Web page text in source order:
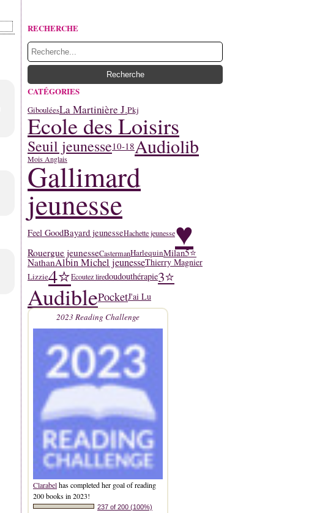
RECHERCHE
CATÉGORIES
GibouléesLa Martinière J.Pkj
Ecole des Loisirs
Seuil jeunesse10-18Audiolib
Mois Anglais
Gallimard
jeunesse
Feel GoodBayard jeunesseHachette jeunesse♥
Rouergue jeunesseCastermanHarlequinMilan5⭐
NathanAlbin Michel jeunesseThierry Magnier
Lizzie4⭐Ecoutez liredoudouthérapie3⭐
AudiblePocketJ'ai Lu
2023 Reading Challenge
Clarabelhas completed her goal of reading
200 books in 2023!
237 of 200 (100%)